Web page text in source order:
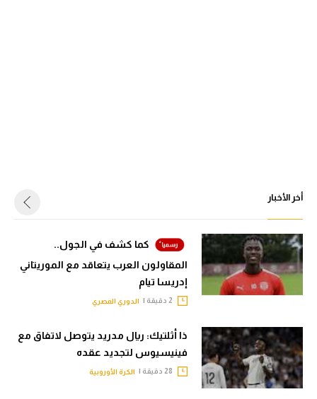
أخر الأخبار
كما كشف في الجول..
المقاولون العرب يتعاقد مع الموريتاني
إدريسا تيام
الدوري المصري
ذا أثلتيك: ريال مدريد يتوصل لاتفاق مع
فينيسيوس لتجديد عقده
الكرة الأوروبية